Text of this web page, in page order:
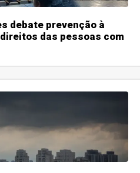
debate prevenção à
das pessoas com